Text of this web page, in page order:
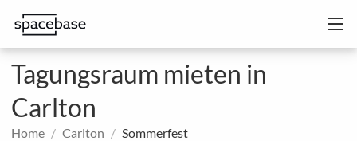
Tagungsraum mieten in
Carlton
Home Carlton Sommerfest